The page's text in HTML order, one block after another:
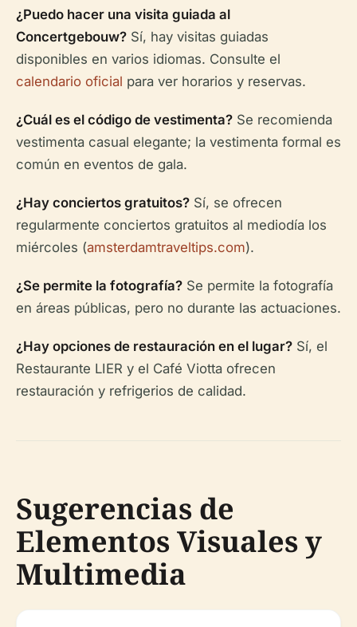
¿Puedo hacer una visita guiada al
Concertgebouw? Sí, hay visitas guiadas
disponibles en varios idiomas. Consulte el
calendario oficial para ver horarios y reservas.
¿Cuál es el código de vestimenta? Se recomienda
vestimenta casual elegante; la vestimenta formal es
común en eventos de gala.
¿Hay conciertos gratuitos? Sí, se ofrecen
regularmente conciertos gratuitos al mediodía los
miércoles (amsterdamtraveltips.com).
¿Se permite la fotografía? Se permite la fotografía
en áreas públicas, pero no durante las actuaciones.
¿Hay opciones de restauración en el lugar? Sí, el
Restaurante LIER y el Café Viotta ofrecen
restauración y refrigerios de calidad.
Sugerencias de
Elementos Visuales y
Multimedia